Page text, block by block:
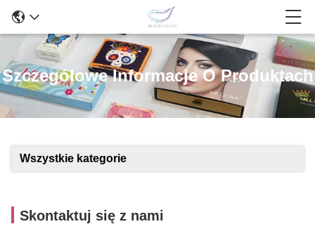
Szczegółowe Informacje O Produktach
Wszystkie kategorie
Skontaktuj się z nami